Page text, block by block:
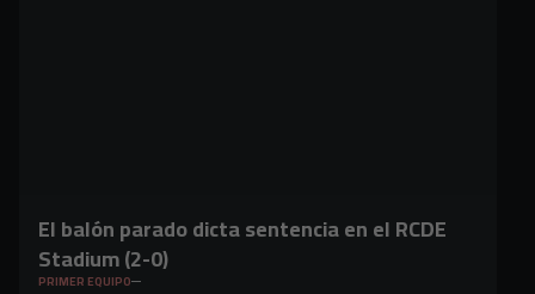
El balón parado dicta sentencia en el RCDE
Stadium (2-0)
PRIMER EQUIPO